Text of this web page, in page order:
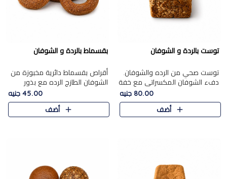
توست بالردة و الشوفان
توست صحي من الرده والشوفان.
دفء الشوفان المكسراتي مع خفة
80.00 جنيه
أضف
بقسماط بالردة و الشوفان
أقراص بقسماط دائرية مخبوزة من
الشوفان الطازج الرده مع بذور
مختارة. قرمشة الحبوب والبذور،
بداية صحية لكل صباح.
45.00 جنيه
أضف